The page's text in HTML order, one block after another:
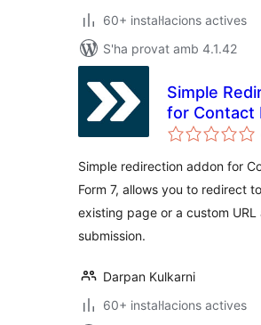
60+ instal·lacions actives
S'ha provat amb 4.1.42
Simple
for Contact
Simple redirection addon for
Form 7, allows you to redirect
existing page or a custom URL
submission.
Darpan Kulkarni
60+ instal·lacions actives